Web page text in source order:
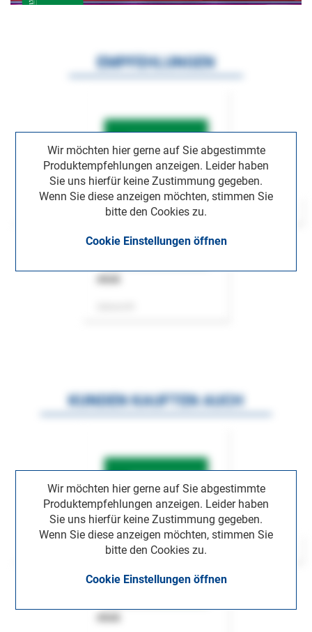
Wir möchten hier gerne auf Sie abgestimmte
Produktempfehlungen anzeigen. Leider haben
Sie uns hierfür keine Zustimmung gegeben.
Wenn Sie diese anzeigen möchten, stimmen Sie
bitte den Cookies zu.
Cookie Einstellungen öffnen
EMPFEHLUNGEN
ASok
Wir möchten hier gerne auf Sie abgestimmte
Produktempfehlungen anzeigen. Leider haben
Sie uns hierfür keine Zustimmung gegeben.
Wenn Sie diese anzeigen möchten, stimmen Sie
bitte den Cookies zu.
Cookie Einstellungen öffnen
KUNDEN KAUFTEN AUCH
ASok